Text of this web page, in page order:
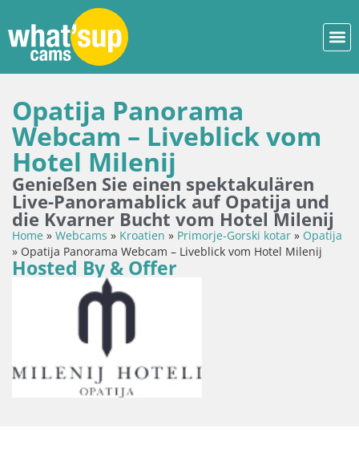
Opatija Panorama
Webcam – Liveblick vom
Hotel Milenij
Genießen Sie einen spektakulären
Live-Panoramablick auf Opatija und
die Kvarner Bucht vom Hotel Milenij
Home » Webcams » Kroatien » Primorje-Gorski kotar » Opatija
» Opatija Panorama Webcam – Liveblick vom Hotel Milenij
Hosted By & Offer